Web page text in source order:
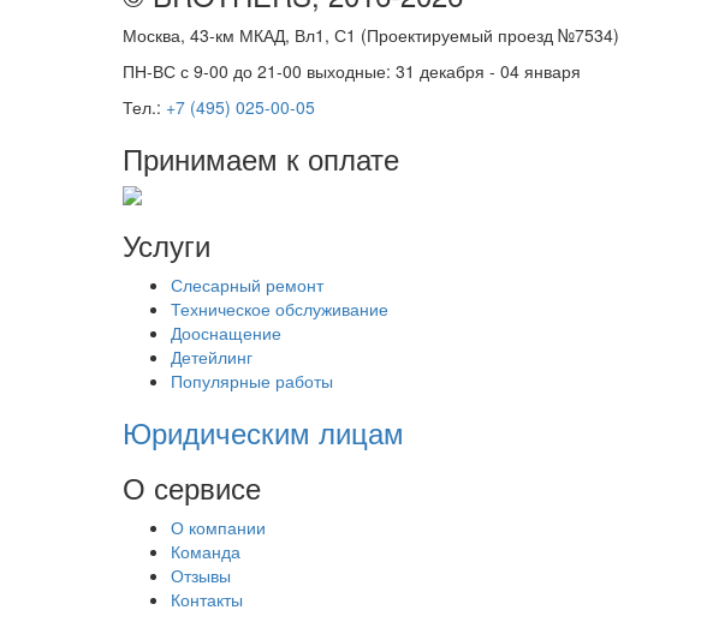
Москва, 43-км МКАД, Вл1, С1 (Проектируемый проезд №7534)
ПН-ВС с 9-00 до 21-00 выходные: 31 декабря - 04 января
Тел.: +7 (495) 025-00-05
Принимаем к оплате
Услуги
Слесарный ремонт
Техническое обслуживание
Дооснащение
Детейлинг
Популярные работы
Юридическим лицам
О сервисе
О компании
Команда
Отзывы
Контакты